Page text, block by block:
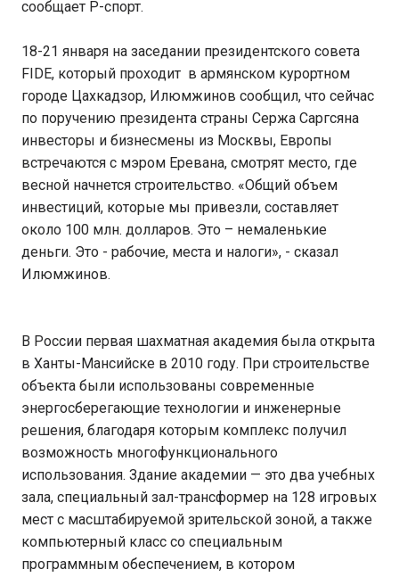
сообщает Р-спорт.
18-21 января на заседании президентского совета
FIDE, который проходит в армянском курортном
городе Цахкадзор, Илюмжинов сообщил, что сейчас
по поручению президента страны Сержа Саргсяна
инвесторы и бизнесмены из Москвы, Европы
встречаются с мэром Еревана, смотрят место, где
весной начнется строительство. «Общий объем
инвестиций, которые мы привезли, составляет
около 100 млн. долларов. Это – немаленькие
деньги. Это - рабочие, места и налоги», - сказал
Илюмжинов.
В России первая шахматная академия была открыта
в Ханты-Мансийске в 2010 году. При строительстве
объекта были использованы современные
энергосберегающие технологии и инженерные
решения, благодаря которым комплекс получил
возможность многофункционального
использования. Здание академии — это два учебных
зала, специальный зал-трансформер на 128 игровых
мест с масштабируемой зрительской зоной, а также
компьютерный класс со специальным
программным обеспечением, в котором